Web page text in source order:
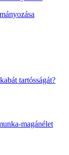
tartósságát?
magánélet